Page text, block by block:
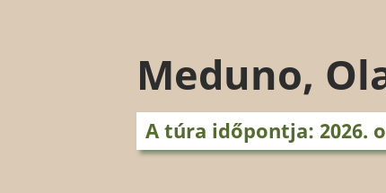
Meduno,
A túra időpontja: 2026.